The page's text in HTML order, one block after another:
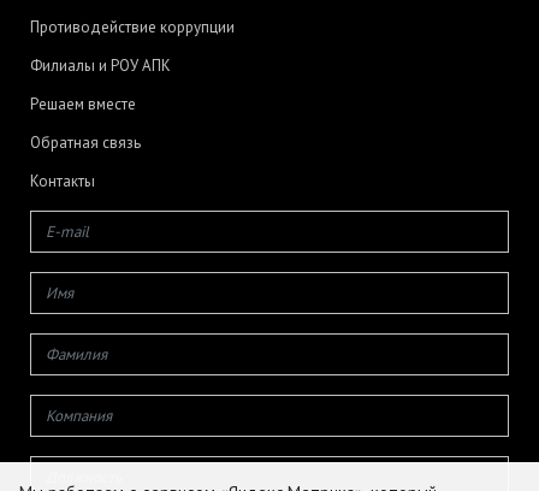
Противодействие коррупции
Филиалы и РОУ АПК
Решаем вместе
Обратная связь
Контакты